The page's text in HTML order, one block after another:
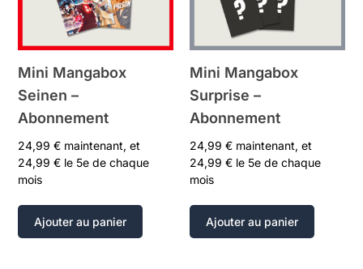
Mini Mangabox
Seinen –
Abonnement
24,99€ maintenant, et
24,99€ le 5e de chaque
mois
Ajouter au panier
Mini Mangabox
Surprise –
Abonnement
24,99 € maintenant, et
24,99 € le 5e de chaque
mois
Ajouter au panier